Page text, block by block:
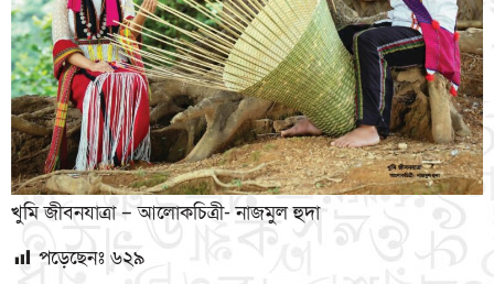
খুমি জীবনযাত্রা – আলোকচিত্রী- নাজমুল হুদা
পড়েছেনঃ ৬২৯